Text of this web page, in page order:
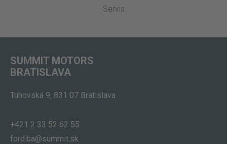
Servis
SUMMIT MOTORS
BRATISLAVA
Tuhovská 9, 831 07 Bratislava
+421 2 33 52 62 55
ford.ba@summit.sk